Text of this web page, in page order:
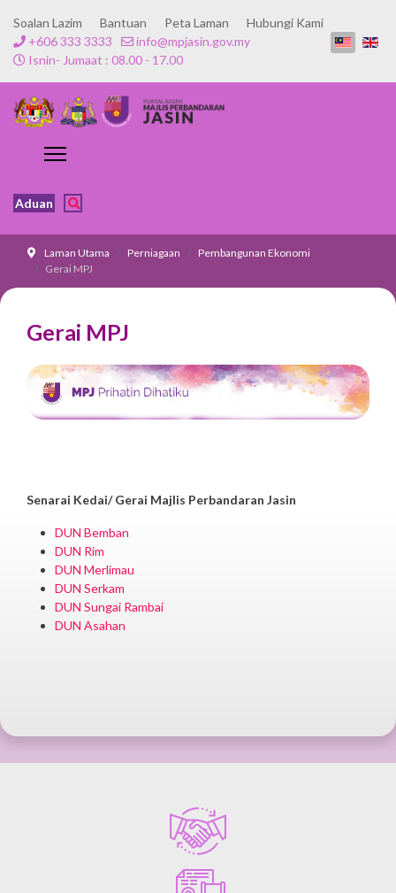
Soalan Lazim Bantuan Peta Laman
Hubungi Kami
+606 333 3333
info@mpjasin.gov.my
Isnin- Jumaat : 08.00 - 17.00
Aduan
Laman Utama Perniagaan
Pembangunan Ekonomi
Gerai MPJ
Gerai MPJ
Senarai Kedai/ Gerai Majlis Perbandaran Jasin
DUN Bemban
DUN Rim
DUN Merlimau
DUN Serkam
DUN Sungai Rambai
DUN Asahan